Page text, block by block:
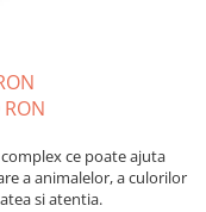
RON
ce poate ajuta
a animalelor, a culorilor
si atentia.